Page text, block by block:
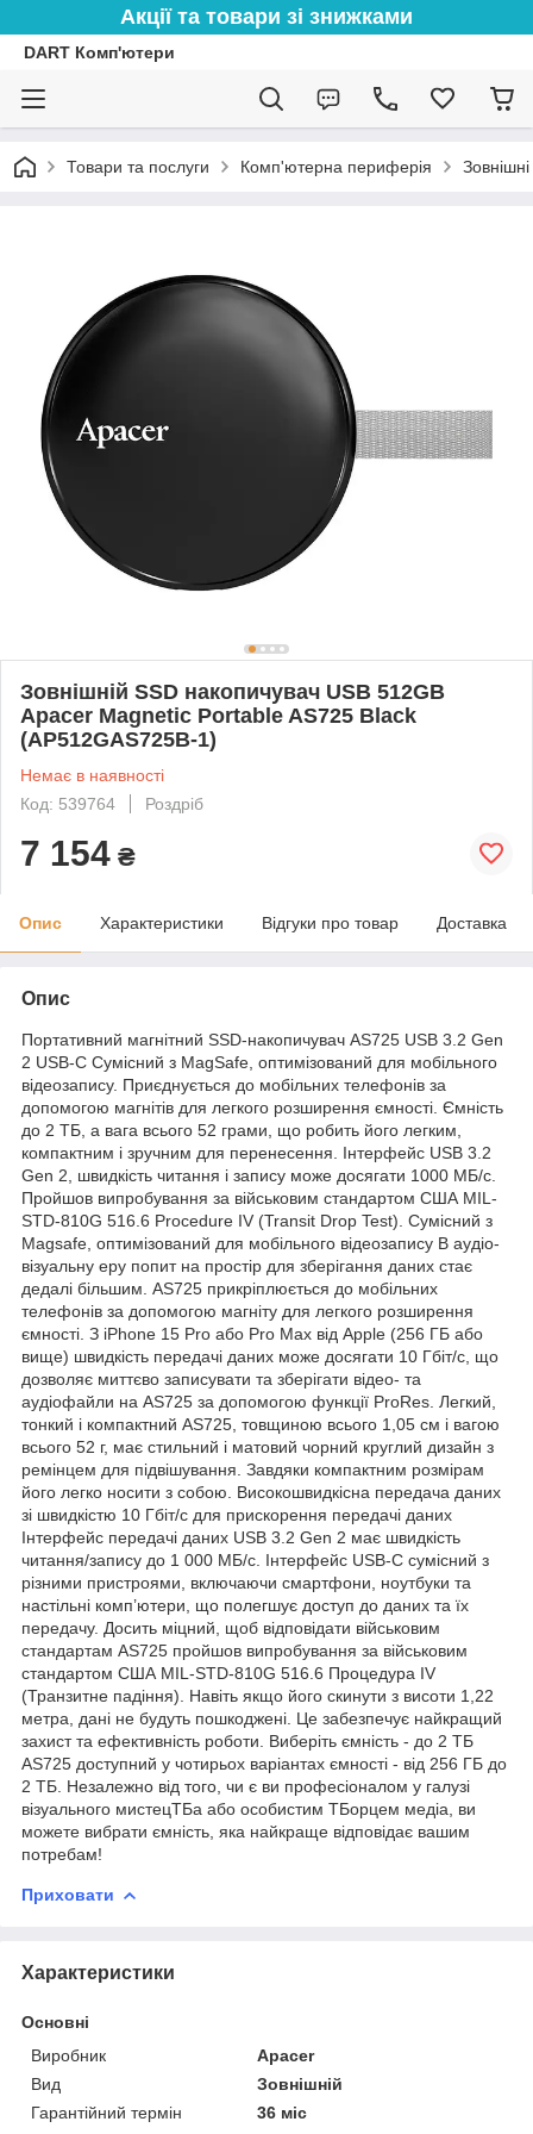
Акції та товари зі знижками
DART Комп'ютери
Товари та послуги Комп'ютерна периферія
Зовнішній SSD накопичувач USB 512GB
Apacer Magnetic Portable AS725 Black
(AP512GAS725B-1)
Немає в наявності
Код: 539764
Роздріб
7 154 ₴
Опис Характеристики Відгуки про товар Доставка
Опис
Портативний магнітний SSD-накопичувач AS725 USB 3.2 Gen
2 USB-C Сумісний з MagSafe, оптимізований для мобільного
відеозапису. Приєднується до мобільних телефонів за
допомогою магнітів для легкого розширення ємності. Ємність
до 2 ТБ, а вага всього 52 грами, що робить його легким,
компактним і зручним для перенесення. Інтерфейс USB 3.2
Gen 2, швидкість читання і запису може досягати 1000 МБ/с.
Пройшов випробування за військовим стандартом США MIL-
STD-810G 516.6 Procedure IV (Transit Drop Test). Сумісний з
Magsafe, оптимізований для мобільного відеозапису В аудіо-
візуальну еру попит на простір для зберігання даних стає
дедалі більшим. AS725 прикріплюється до мобільних
телефонів за допомогою магніту для легкого розширення
ємності. З iPhone 15 Pro або Pro Max від Apple (256 ГБ або
вище) швидкість передачі даних може досягати 10 Гбіт/с, що
дозволяє миттєво записувати та зберігати відео- та
аудіофайли на AS725 за допомогою функції ProRes. Легкий,
тонкий і компактний AS725, товщиною всього 1,05 см і вагою
всього 52 г, має стильний і матовий чорний круглий дизайн з
ремінцем для підвішування. Завдяки компактним розмірам
його легко носити з собою. Високошвидкісна передача даних
зі швидкістю 10 Гбіт/с для прискорення передачі даних
Інтерфейс передачі даних USB 3.2 Gen 2 має швидкість
читання/запису до 1 000 МБ/с. Інтерфейс USB-C сумісний з
різними пристроями, включаючи смартфони, ноутбуки та
настільні комп’ютери, що полегшує доступ до даних та їх
передачу. Досить міцний, щоб відповідати військовим
стандартам AS725 пройшов випробування за військовим
стандартом США MIL-STD-810G 516.6 Процедура IV
(Транзитне падіння). Навіть якщо його скинути з висоти 1,22
метра, дані не будуть пошкоджені. Це забезпечує найкращий
захист та ефективність роботи. Виберіть ємність - до 2 ТБ
AS725 доступний у чотирьох варіантах ємності - від 256 ГБ до
2 ТБ. Незалежно від того, чи є ви професіоналом у галузі
візуального мистецТБа або особистим ТБорцем медіа, ви
можете вибрати ємність, яка найкраще відповідає вашим
потребам!
Приховати
Характеристики
Основні
Виробник
Apacer
Вид
Зовнішній
Гарантійний термін
36 міс